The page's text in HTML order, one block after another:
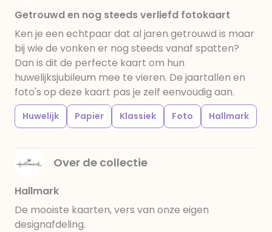
Getrouwd en nog steeds verliefd fotokaart
Ken je een echtpaar dat al jaren getrouwd is maar
bij wie de vonken er nog steeds vanaf spatten?
Dan is dit de perfecte kaart om hun
huwelijksjubileum mee te vieren. De jaartallen en
foto's op deze kaart pas je zelf eenvoudig aan.
Huwelijk Papier Klassiek Foto Hallmark
Over de collectie
Hallmark
De mooiste kaarten, vers van onze eigen
designafdeling.